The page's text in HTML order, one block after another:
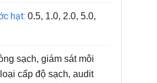
hạt: 0.5, 1.0, 2.0, 5.0,
sạch, giám sát môi
cấp độ sạch, audit